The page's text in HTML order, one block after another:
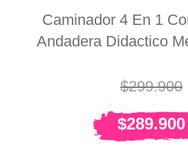
Caminador 4 En 1
Andadera Didactico
$299.900
$289.900